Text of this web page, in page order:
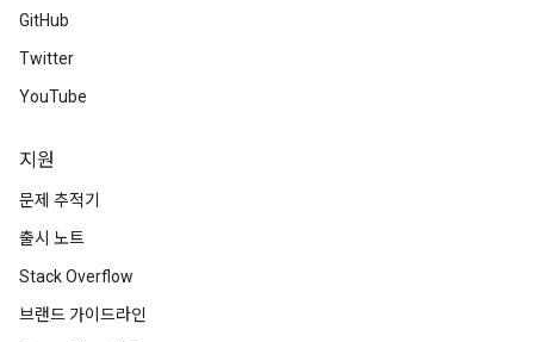
GitHub
Twitter
YouTube
지원
문제 추적기
출시 노트
Stack Overflow
브랜드 가이드라인